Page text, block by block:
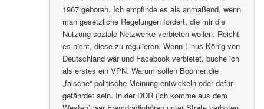
1967 geboren. Ich empfinde es als anmaßend, wenn
man gesetzliche Regelungen fordert, die mir die
Nutzung soziale Netzwerke verbieten wollen. Reicht
es nicht, diese zu regulieren. Wenn Linus König von
Deutschland wär und Facebook verbietet, buche ich
als erstes ein VPN. Warum sollen Boomer die
„falsche“ politische Meinung entwickeln oder dafür
gefährdet sein. In der DDR (ich komme aus dem